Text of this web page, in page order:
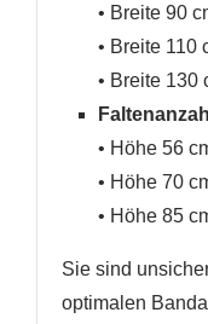
• Breite 90
• Breite 110
• Breite 130
• Höhe 56
• Höhe 70
• Höhe 85
Sie sind
optimalen